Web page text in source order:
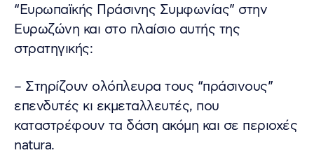
“Ευρωπαϊκής Πράσινης Συμφωνίας” στην
Ευρωζώνη και στο πλαίσιο αυτής της
στρατηγικής:
– Στηρίζουν ολόπλευρα τους “πράσινους”
επενδυτές κι εκμεταλλευτές, που
καταστρέφουν τα δάση ακόμη και σε περιοχές
natura.